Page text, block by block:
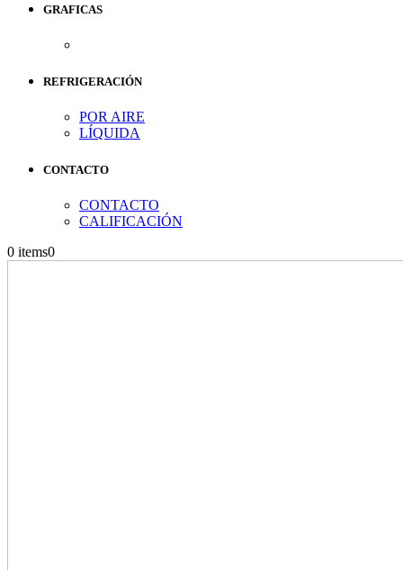
GRAFICAS
REFRIGERACIÓN
POR AIRE
LÍQUIDA
CONTACTO
CONTACTO
CALIFICACIÓN
0 items0